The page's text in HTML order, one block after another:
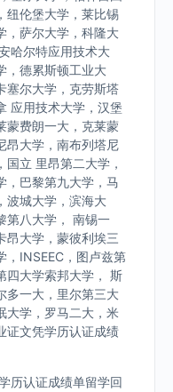
纽伦堡大学，莱比锡
，萨尔大学，科隆大
哈尔特应用技术大
，德累斯顿工业大
塞尔大学，克劳斯塔
应用技术大学，汉堡
蒙费朗一大，克莱蒙
昂大学，南布列塔尼
立 里昂第二大学，
，巴黎第九大学，马
波城大学，滨海大
第八大学， 南锡一
昂大学，蒙彼利埃三
，INSEEC，图卢兹第
四大学索邦大学， 斯
多一大，里尔第三大
大学，罗马二大，米
证文凭学历认证成绩
历认证成绩单留学回